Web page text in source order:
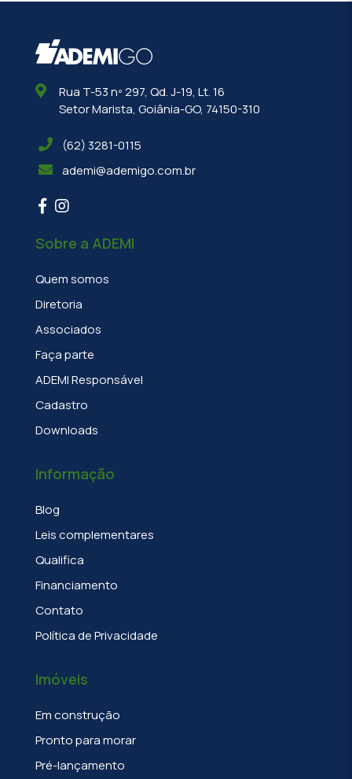
Rua T-53 nº 297, Qd. J-19, Lt. 16
Setor Marista, Goiânia-GO, 74150-310
(62) 3281-0115
ademi@ademigo.com.br
Sobre a ADEMI
Quem somos
Diretoria
Associados
Faça parte
ADEMI Responsável
Cadastro
Downloads
Informação
Blog
Leis complementares
Qualifica
Financiamento
Contato
Política de Privacidade
Imóveis
Em construção
Pronto para morar
Pré-lançamento